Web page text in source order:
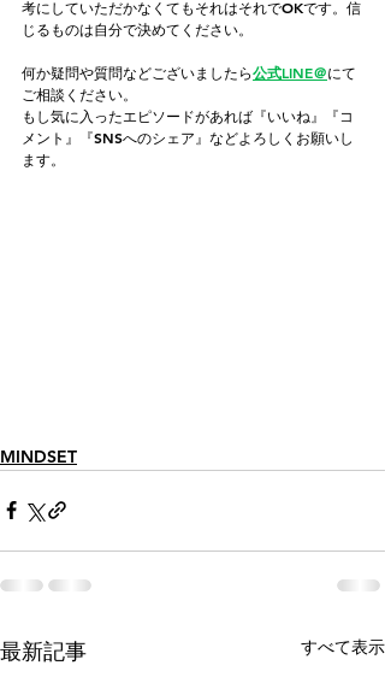
考にしていただかなくてもそれはそれでOKです。信
じるものは自分で決めてください。
何か疑問や質問などございましたら公式LINE＠にて
ご相談ください。
もし気に入ったエピソードがあれば『いいね』『コ
メント』『SNSへのシェア』などよろしくお願いし
ます。
MINDSET
最新記事 すべて表示